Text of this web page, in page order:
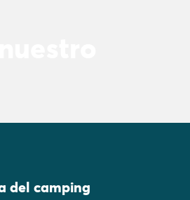
del camping